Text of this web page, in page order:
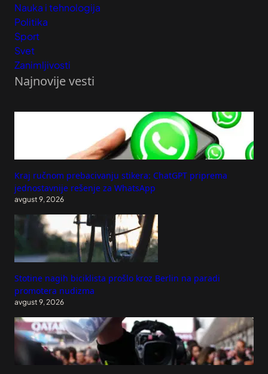
Nauka i tehnologija
Politika
Sport
Svet
Zanimljivosti
Najnovije vesti
Kraj ručnom prebacivanju stikera: ChatGPT priprema
jednostavnije rešenje za WhatsApp
avgust 9, 2026
Stotine nagih biciklista prošlo kroz Berlin na paradi
promotera nudizma
avgust 9, 2026